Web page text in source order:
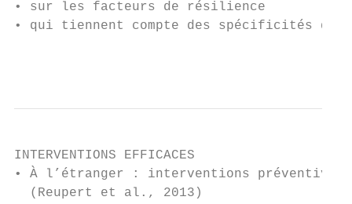
• sur les facteurs de résilience
• qui tiennent compte des spécificités
INTERVENTIONS EFFICACES
• À l’étranger : interventions préventives
  (Reupert et al., 2013)